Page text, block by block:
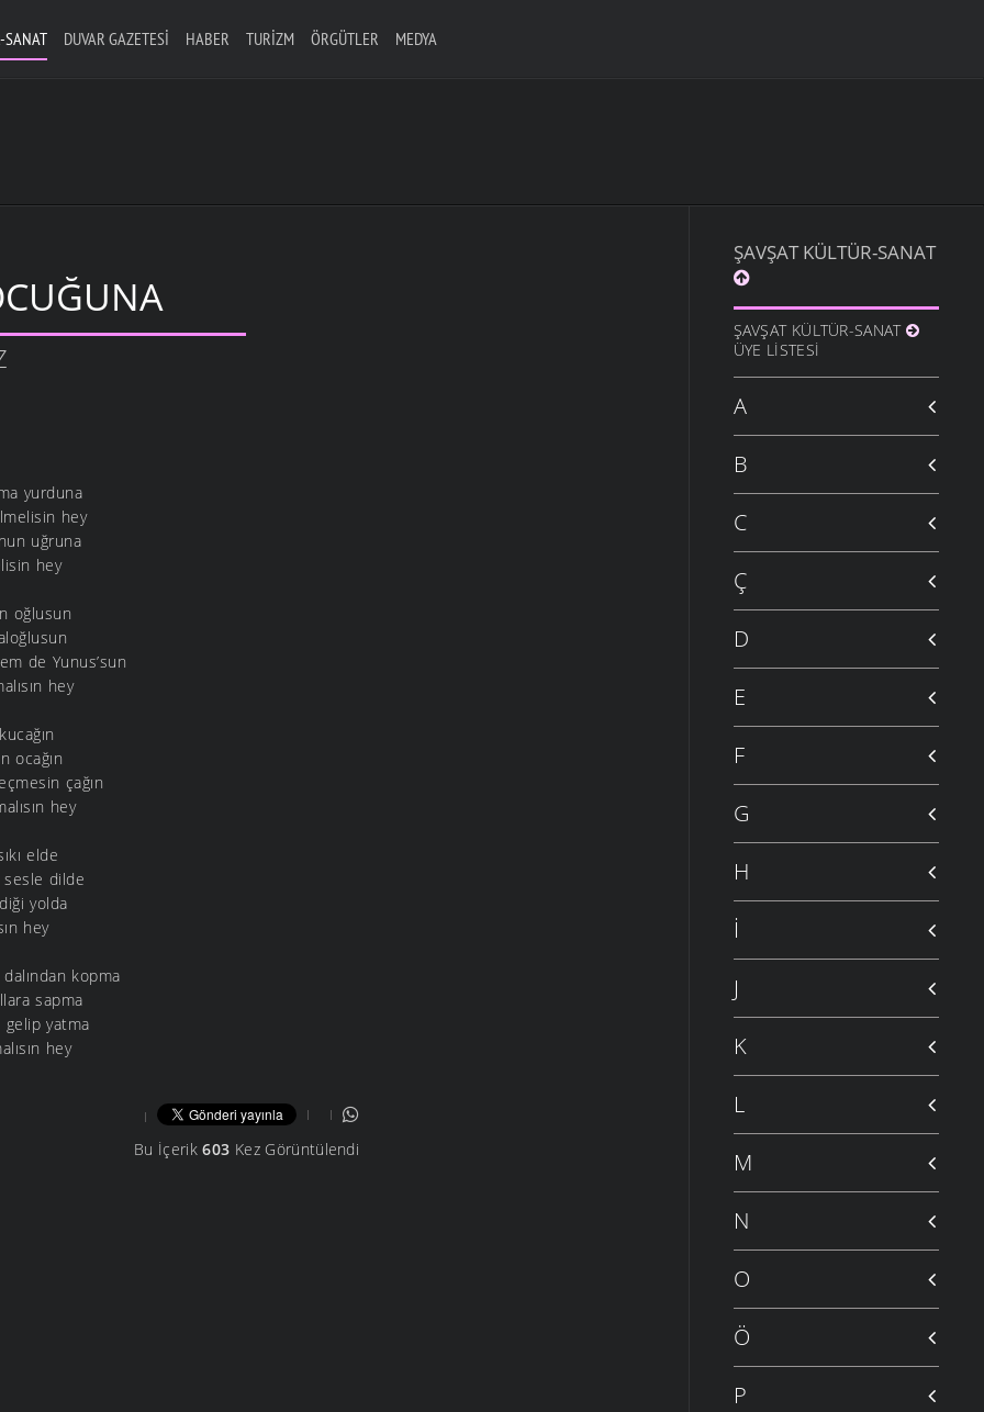
SANAT DUVAR GAZETESI HABER TURIZM ÖRGÜTLER MEDYA
yurduna
hey
uğruna
hey
oğlusun
de Yunus’sun
hey
ocağın
çağın
hey
elde
sesle dilde
yolda
hey
kopma
sapma
gelip yatma
hey
Bu İçerik603 Kez Görüntülendi
ŞAVŞAT KÜLTÜR-SANAT
ŞAVŞAT KÜLTÜR-SANAT
ÜYE LISTESI
A
B
C
Ç
D
E
F
G
H
İ
J
K
L
M
N
O
Ö
P